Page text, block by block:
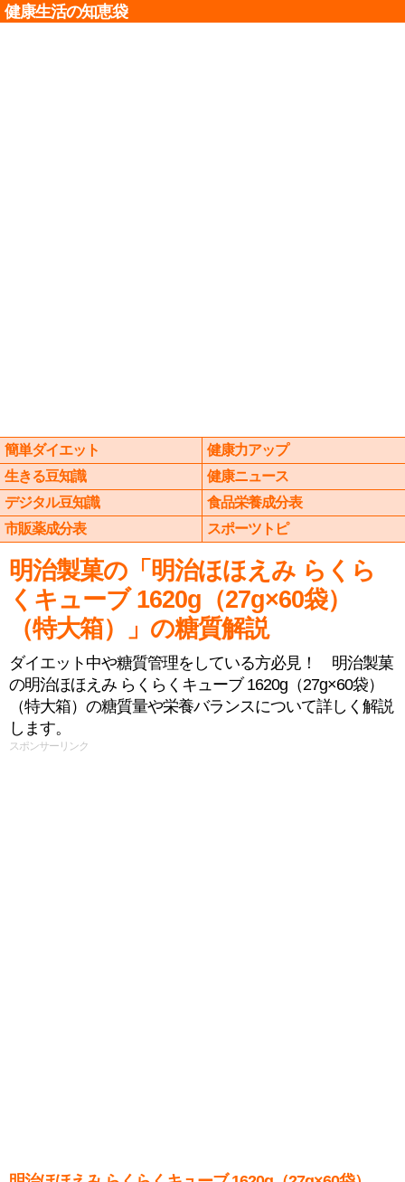
健康生活の知恵袋
簡単ダイエット
健康力アップ
生きる豆知識
健康ニュース
デジタル豆知識
食品栄養成分表
市販薬成分表
スポーツトピ
明治製菓の「明治ほほえみ らくら
くキューブ 1620g（27g×60袋）
（特大箱）」の糖質解説
ダイエット中や糖質管理をしている方必見！ 明治製菓
の明治ほほえみ らくらくキューブ 1620g（27g×60袋）
（特大箱）の糖質量や栄養バランスについて詳しく解説
します。
スポンサーリンク